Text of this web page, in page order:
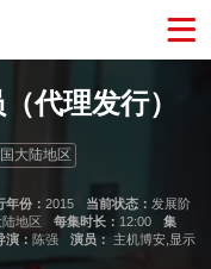
代理发行）
大陆地区
年份： 2015 当前状态： 发展阶
地区 每集时长： 12:00
集
演： 陈强 演员： 主机博安,显示